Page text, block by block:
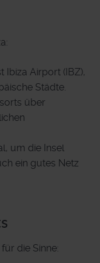
Ibiza Airport (IBZ),
Städte.
über
um die Insel
ein gutes Netz
die Sinne: